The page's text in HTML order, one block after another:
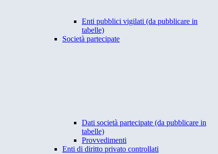
Enti pubblici vigilati (da pubblicare in
tabelle)
Società partecipate
Dati società partecipate (da pubblicare in
tabelle)
Provvedimenti
Enti di diritto privato controllati